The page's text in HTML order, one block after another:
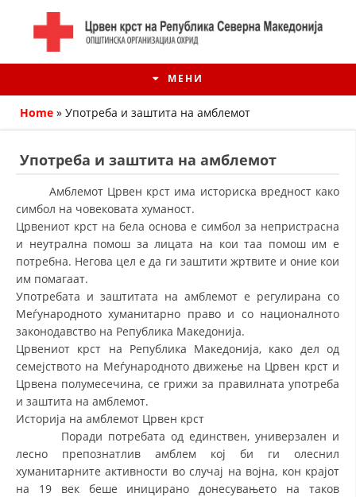
МЕНИ
ИСТОРИЈАТ НА ЦКРМ
ИСТОРИЈАТ НА ДВИЖЕЊЕТО
СТРУКТУРА НА ОРГАНИЗАЦИЈАТА
КОНТАКТ ИНФОРМАЦИИ
ЧЛЕНСТВО ВО ПРОФЕСИОНАЛНИ ТЕЛА
ЗАКОН ЗА ЦКРМ
Home » Употреба и заштита на амблемот
Употреба и заштита на амблемот
Амблемот Црвен крст има историска вредност како
симбол на човековата хуманост.
Црвениот крст на бела основа е симбол за непристрасна
и неутрална помош за лицата на кои таа помош им е
потребна. Негова цел е да ги заштити жртвите и оние кои
им помагаат.
Употребата и заштитата на амблемот е регулирана со
Меѓународното хуманитарно право и со националното
законодавство на Република Македонија.
Црвениот крст на Република Македонија, како дел од
семејството на Меѓународното движење на Црвен крст и
Црвена полумесечина, се грижи за правилната употреба
и заштита на амблемот.
Историја на амблемот Црвен крст
Поради потребата од единствен, универзален и
лесно препознатлив амблем кој би ги олеснил
хуманитарните активности во случај на војна, кон крајот
на 19 век беше иницирано донесувањето на таков